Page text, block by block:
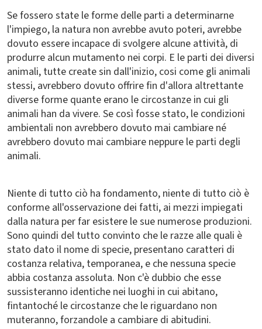
Se fossero state le forme delle parti a determinarne
l'impiego, la natura non avrebbe avuto poteri, avrebbe
dovuto essere incapace di svolgere alcune attività, di
produrre alcun mutamento nei corpi. E le parti dei diversi
animali, tutte create sin dall'inizio, cosi come gli animali
stessi, avrebbero dovuto offrire fin d'allora altrettante
diverse forme quante erano le circostanze in cui gli
animali han da vivere. Se così fosse stato, le condizioni
ambientali non avrebbero dovuto mai cambiare né
avrebbero dovuto mai cambiare neppure le parti degli
animali.
Niente di tutto ciò ha fondamento, niente di tutto ciò è
conforme all'osservazione dei fatti, ai mezzi impiegati
dalla natura per far esistere le sue numerose produzioni.
Sono quindi del tutto convinto che le razze alle quali è
stato dato il nome di specie, presentano caratteri di
costanza relativa, temporanea, e che nessuna specie
abbia costanza assoluta. Non c'è dubbio che esse
sussisteranno identiche nei luoghi in cui abitano,
fintantoché le circostanze che le riguardano non
muteranno, forzandole a cambiare di abitudini.